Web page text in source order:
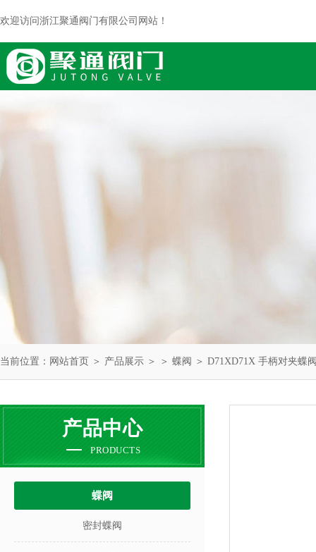
欢迎访问浙江聚通阀门有限公司网站！
当前位置： 网站首页 ＞ 产品展示 ＞ ＞ 蝶阀 ＞ D71XD71X 手柄对夹蝶
产品中心
PRODUCTS
蝶阀
密封蝶阀